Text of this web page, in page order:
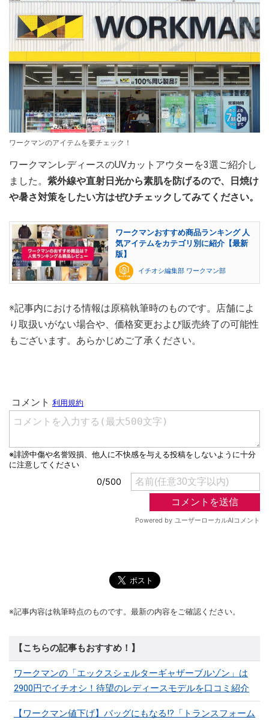
ワークマンのアイテムを要チェック！
ワークマンレディースのUVカットアウターを3選ご紹介し
ました。 紫外線や直射日光から素肌を防げるので、日焼け
や暑さ対策をしたい方はぜひチェックしてみてください。
ワークマンおすすめ商品ランキング 人
気アイテムをカテゴリ別に紹介【最新
版】
イチオシ編集部 ワークマン部
※記事内における情報は原稿執筆時のものです。店舗によ
り取扱いがない場合や、価格変更および販売終了の可能性
もございます。あらかじめご了承ください。
※記事内容は執筆時点のものです。最新の内容をご確認ください。
【こちらの記事もおすすめ！】
ワークマンの「エックスシェルターギャザーブルゾン」は
2900円でイチオシ！待望のレディースモデルを口コミ紹介
【ワークマン値下げ】バッグにもなる!?「トランスフォーム